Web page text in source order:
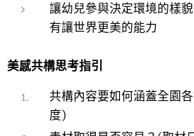
讓幼兒參與決定環境的樣
有讓世界更美的能力
美感共構思考指引
共構內容要如何涵蓋全園
度)